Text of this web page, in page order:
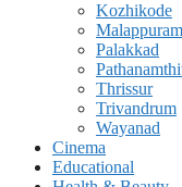
Kozhikode
Malappuram
Palakkad
Thrissur
Trivandrum
Wayanad
Cinema
Educational